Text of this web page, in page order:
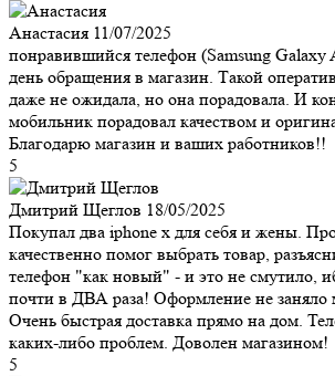
Анастасия 11/07/2025
понравившийся телефон (Samsung Galaxy
день обращения в магазин. Такой
даже не ожидала, но она порадовала. И
мобильник порадовал качеством и
Благодарю магазин и ваших работников!!
5
Дмитрий Щеглов 18/05/2025
Покупал два iphone x для себя и жены.
качественно помог выбрать товар,
телефон "как новый" - и это не смутило,
почти в ДВА раза! Оформление не заняло
Очень быстрая доставка прямо на дом.
каких-либо проблем. Доволен магазином!
5